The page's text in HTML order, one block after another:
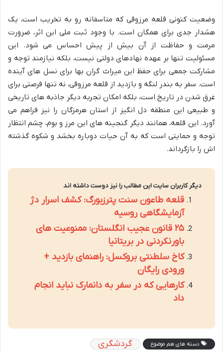
وضعیت کنونی قلعه مرزوقی که متاسفانه رو به تخریب است، یک
هشدار جدی برای همگان است. با وجود ثبت ملی این اثر، ضرورت
مرمت و حفاظت از آن بیش از پیش احساس می شود. این
مسئولیت تنها بر عهده نهادهای دولتی نیست، بلکه نیازمند توجه و
مشارکت جمعی برای حفظ این میراث گران بها برای نسل های آینده
است. سفر به بندر لنگه و بازدید از قلعه مرزوقی، نه تنها فرصتی برای
غرق شدن در تاریخ است، بلکه امکان تجربه دیگر جاذبه های تاریخی
و طبیعی این منطقه دل انگیز از استان هرمزگان را نیز فراهم می
آورد. این قلعه، همانند دیگر گنجینه های این مرز و بوم، چشم انتظار
توجه و حمایتی است که به آن حیات دوباره بخشد و شکوه گذشته
اش را بازگرداند.
دیگر کاربران سایت این مطالب را نیز دوست داشته اند
قلعه طاعون سنت پترزبورگ: کشف اسرار دژ
آزمایشگاهی روسیه
۲۵ قانون عجیب انگلستان: ممنوعیت های
باورنکردنی در بریتانیا
کاخ سلطنتی بروکسل: راهنمای بازدید +
ورودی رایگان
کارهایی که در سفر به دانمارک نباید انجام
داد
دسته های هم موضوع گردشگری